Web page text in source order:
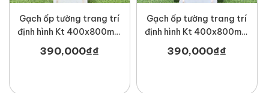
Gạch ốp tường trang trí
định hình Kt 400x800mm
MT-NF48Z05F
390,000₫₫
Gạch ốp tường trang trí
định hình Kt 400x800mm
MT-NF48Z05C
390,000₫₫